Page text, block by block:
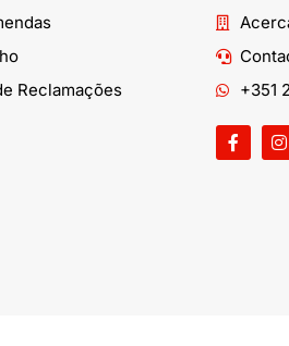
Reclamações
+351